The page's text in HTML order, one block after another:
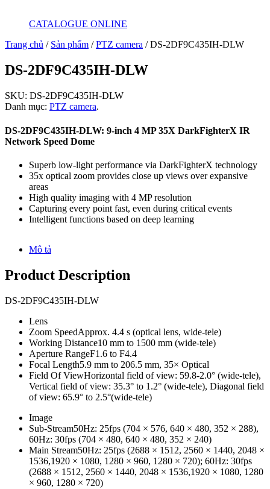
CATALOGUE ONLINE
Trang chủ / Sản phẩm /PTZ camera / DS-2DF9C435IH-DLW
DS-2DF9C435IH-DLW
SKU: DS-2DF9C435IH-DLW
Danh mục: PTZ camera.
DS-2DF9C435IH-DLW: 9-inch 4 MP 35X DarkFighterX IR
Network Speed Dome
Superb low-light performance via DarkFighterX technology
35x optical zoom provides close up views over expansive
areas
High quality imaging with 4 MP resolution
Capturing every point fast, even during critical events
Intelligent functions based on deep learning
Mô tả
Product Description
DS-2DF9C435IH-DLW
Lens
Zoom SpeedApprox. 4.4 s (optical lens, wide-tele)
Working Distance10 mm to 1500 mm (wide-tele)
Aperture RangeF1.6 to F4.4
Focal Length5.9 mm to 206.5 mm, 35× Optical
Field Of ViewHorizontal field of view: 59.8-2.0° (wide-tele),
Vertical field of view: 35.3° to 1.2° (wide-tele), Diagonal field
of view: 65.9° to 2.5°(wide-tele)
Image
Sub-Stream50Hz: 25fps (704 × 576, 640 × 480, 352 × 288),
60Hz: 30fps (704 × 480, 640 × 480, 352 × 240)
Main Stream50Hz: 25fps (2688 × 1512, 2560 × 1440, 2048 ×
1536,1920 × 1080, 1280 × 960, 1280 × 720); 60Hz: 30fps
(2688 × 1512, 2560 × 1440, 2048 × 1536,1920 × 1080, 1280
× 960, 1280 × 720)